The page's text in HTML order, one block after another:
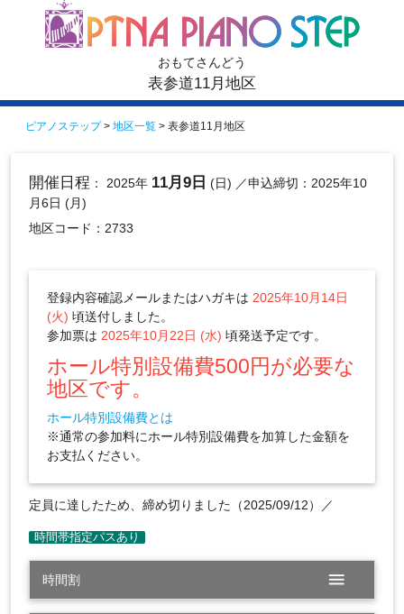
おもてさんどう
表参道11月地区
ピアノステップ> 地区一覧 > 表参道11月地区
開催日程 ： 2025年 11月9日 (日) ／申込締切：2025年10
月6日 (月)
地区コード：2733
登録内容確認メールまたはハガキは 2025年10月14日
(火) 頃送付しました。
参加票は 2025年10月22日 (水) 頃発送予定です。
ホール特別設備費500円が必要な
地区です。
ホール特別設備費とは
※通常の参加料にホール特別設備費を加算した金額を
お支払ください。
定員に達したため、締め切りました（2025/09/12）／
時間割 menu